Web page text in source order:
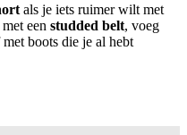
als je iets ruimer wilt met
een studded belt, voeg
met boots die je al hebt